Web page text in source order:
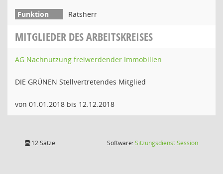
Ratsherr
MITGLIEDER DES ARBEITSKREISES
AG Nachnutzung freiwerdender Immobilien
DIE GRÜNEN Stellvertretendes Mitglied
von 01.01.2018 bis 12.12.2018
12 Sätze Software:SitzungsdienstSession(Wird in